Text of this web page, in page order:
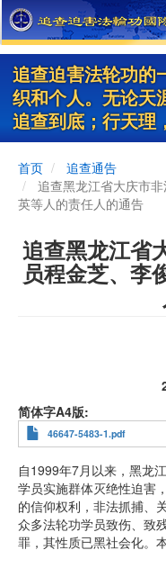
Skip
to
main
content
追查迫害法轮功的
织和个人。无论天
追查到底；行天理
首页
追查通告
追查黑龙江省大庆市
英等人的责任人的通告
追查黑龙江省
员程金芝、李
简体字A4版
46647-5483-1.pdf
自1999年7月以来，黑龙
学员实施群体灭绝性迫害
的信仰权利，非法抓捕、
众多法轮功学员致伤、致
罪，其性质已黑社会化。